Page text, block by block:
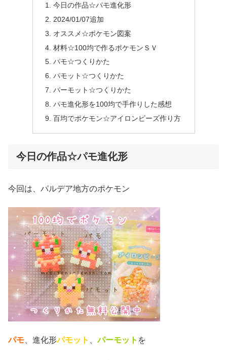
今日の作品☆パモ進化形
2024/01/07追加
オススメ☆ポケモン図案
材料☆100均で作るポケモンＳＶ
パモ☆つくりかた
パモット☆つくりかた
パーモット☆つくりかた
パモ進化形を100均で手作りした感想
百均でポケモン☆アイロンビーズ作り方
今日の作品☆パモ進化形
今回は、パルデア地方のポケモン
パモ 、進化形パモット 、パーモット を